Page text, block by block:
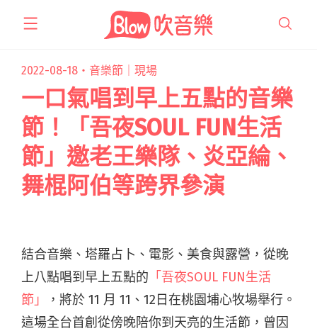
2022-08-18・ 音樂節｜現場
一口氣唱到早上五點的音樂
節！「吾夜SOUL FUN生活
節」邀老王樂隊、炎亞綸、
舞棍阿伯等跨界參演
結合音樂、塔羅占卜、電影、美食與露營，從晚
上八點唱到早上五點的 「吾夜SOUL FUN生活
節」
，將於 11 月 11、12日在桃園埔心牧場舉行。
這場全台首創從傍晚陪你到天亮的生活節，曾因